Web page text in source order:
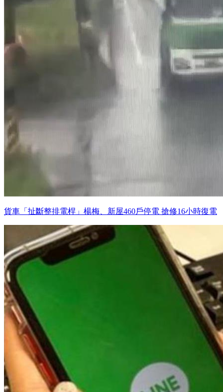
貨車「扯斷整排電桿」楊梅、新屋460戶停電 搶修16小時復電